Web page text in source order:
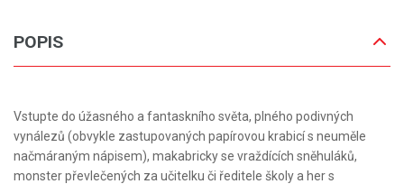
POPIS
Vstupte do úžasného a fantaskního světa, plného podivných
vynálezů (obvykle zastupovaných papírovou krabicí s neuměle
načmáraným nápisem), makabricky se vraždících sněhuláků,
monster převlečených za učitelku či ředitele školy a her s